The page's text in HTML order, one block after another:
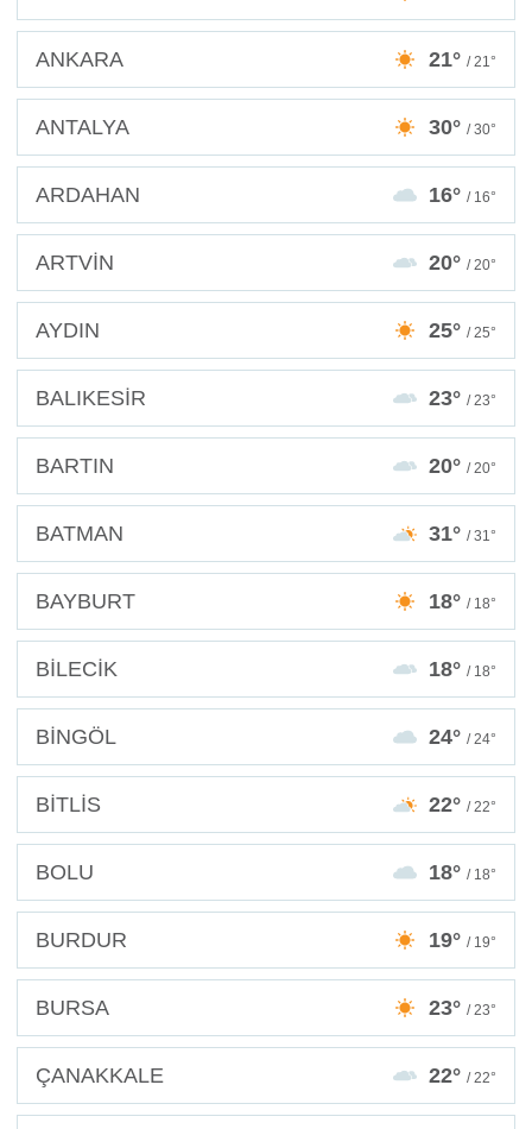
ANKARA 21° / 21°
ANTALYA 30° / 30°
ARDAHAN 16° / 16°
ARTVİN 20° / 20°
AYDIN 25° / 25°
BALIKESİR 23° / 23°
BARTIN 20° / 20°
BATMAN 31° / 31°
BAYBURT 18° / 18°
BİLECİK 18° / 18°
BİNGÖL 24° / 24°
BİTLİS 22° / 22°
BOLU 18° / 18°
BURDUR 19° / 19°
BURSA 23° / 23°
ÇANAKKALE 22° / 22°